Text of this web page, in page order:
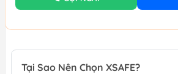
Tại Sao Nên Chọn XSAFE?